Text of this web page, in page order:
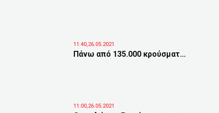
11:40,26.05.2021
Πάνω από 135.000 κρούσματ...
11:00,26.05.2021